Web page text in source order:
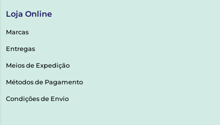
Loja Online
Marcas
Entregas
Meios de Expedição
Métodos de Pagamento
Condições de Envio